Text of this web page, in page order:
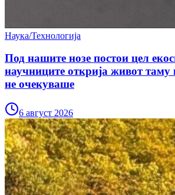
Наука/Технологија
Под нашите нозе постои цел
научниците открија живот таму
не очекуваше
6 август 2026